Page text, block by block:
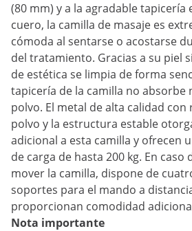
(80 mm) y a la agradable tapicería
cuero, la camilla de masaje es
cómoda al sentarse o acostarse
del tratamiento. Gracias a su piel
de estética se limpia de forma
tapicería de la camilla no absorbe
polvo. El metal de alta calidad
polvo y la estructura estable
adicional a esta camilla y ofrecen
de carga de hasta 200 kg. En caso
mover la camilla, dispone de
soportes para el mando a
proporcionan comodidad
Nota importante